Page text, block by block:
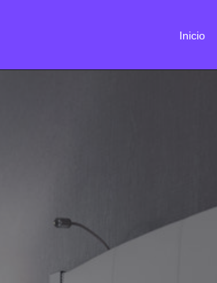
Inicio